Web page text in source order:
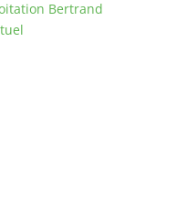
Bertrand